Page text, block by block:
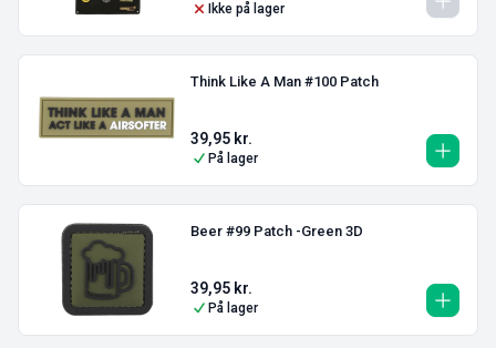
Ikke på lager
Think Like A Man #100 Patch
39,95 kr.
På lager
Beer #99 Patch -Green 3D
39,95 kr.
På lager